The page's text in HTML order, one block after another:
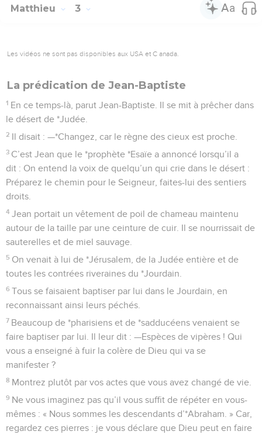
Matthieu 3
Les vidéos ne sont pas disponibles aux USA et C anada.
La prédication de Jean-Baptiste
1 En ce temps-là, parut Jean-Baptiste. Il se mit à prêcher dans
le désert de *Judée.
2 Il disait : —*Changez, car le règne des cieux est proche.
3 C’est Jean que le *prophète *Esaïe a annoncé lorsqu’il a
dit : On entend la voix de quelqu’un qui crie dans le désert :
Préparez le chemin pour le Seigneur, faites-lui des sentiers
droits.
4 Jean portait un vêtement de poil de chameau maintenu
autour de la taille par une ceinture de cuir. Il se nourrissait de
sauterelles et de miel sauvage.
5 On venait à lui de *Jérusalem, de la Judée entière et de
toutes les contrées riveraines du *Jourdain.
6 Tous se faisaient baptiser par lui dans le Jourdain, en
reconnaissant ainsi leurs péchés.
7 Beaucoup de *pharisiens et de *sadducéens venaient se
faire baptiser par lui. Il leur dit : —Espèces de vipères ! Qui
vous a enseigné à fuir la colère de Dieu qui va se
manifester ?
8 Montrez plutôt par vos actes que vous avez changé de vie.
9 Ne vous imaginez pas qu’il vous suffit de répéter en vous-
mêmes : « Nous sommes les descendants d’*Abraham. » Car,
regardez ces pierres : je vous déclare que Dieu peut en faire